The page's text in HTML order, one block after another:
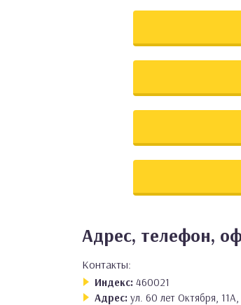
Адрес, телефон,
Контакты:
Индекс: 460021
Адрес: ул. 60 лет Октября,